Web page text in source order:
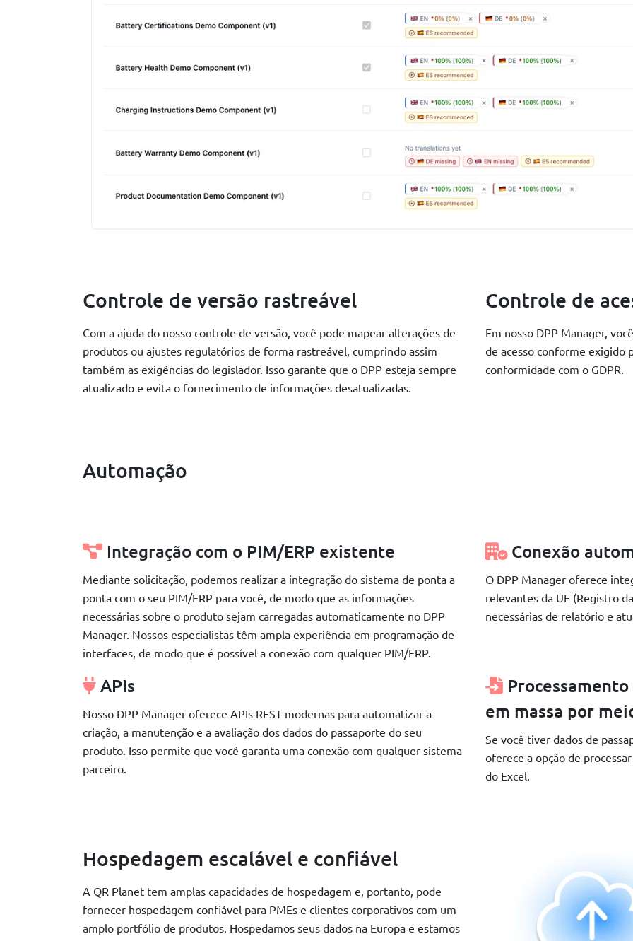
Controle de
Em nosso DPP Manager,
de acesso conforme exigido
conformidade com o GDPR.
Controle de versão rastreável
Com a ajuda do nosso controle de versão, você pode mapear alterações de
produtos ou ajustes regulatórios de forma rastreável, cumprindo assim
também as exigências do legislador. Isso garante que o DPP esteja sempre
atualizado e evita o fornecimento de informações desatualizadas.
Automação
em massa por
Se você tiver dados de
oferece a opção de
do Excel.
Integração com o PIM/ERP existente
Mediante solicitação, podemos realizar a integração do sistema de ponta a
ponta com o seu PIM/ERP para você, de modo que as informações
necessárias sobre o produto sejam carregadas automaticamente no DPP
Manager. Nossos especialistas têm ampla experiência em programação de
interfaces, de modo que é possível a conexão com qualquer PIM/ERP.
Conexão
O DPP Manager oferece
relevantes da UE (Registro
necessárias de relatório e
APIs
Nosso DPP Manager oferece APIs REST modernas para automatizar a
criação, a manutenção e a avaliação dos dados do passaporte do seu
produto. Isso permite que você garanta uma conexão com qualquer sistema
parceiro.
Hospedagem escalável e confiável
A QR Planet tem amplas capacidades de hospedagem e, portanto, pode
fornecer hospedagem confiável para PMEs e clientes corporativos com um
amplo portfólio de produtos. Hospedamos seus dados na Europa e estamos